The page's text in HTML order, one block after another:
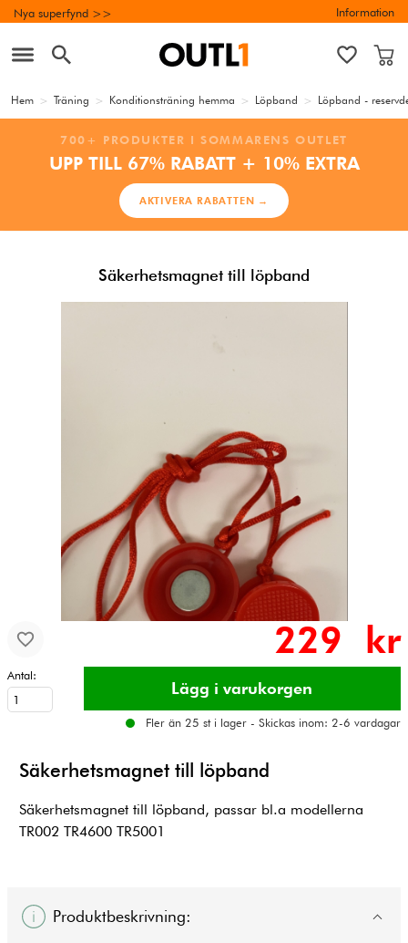
Nya superfynd >> Information
Hem > Träning > Konditionsträning hemma > Löpband > Löpband -
700+ PRODUKTER I SOMMARENS OUTLET
UPP TILL 67% RABATT + 10% EXTRA
AKTIVERA RABATTEN →
Säkerhetsmagnet till löpband
229 kr
Antal:
Fler än 25 st i lager - Skickas inom: 2-6 vardagar
Säkerhetsmagnet till löpband
Säkerhetsmagnet till löpband, passar bl.a modellerna
TR002 TR4600 TR5001
Produktbeskrivning: